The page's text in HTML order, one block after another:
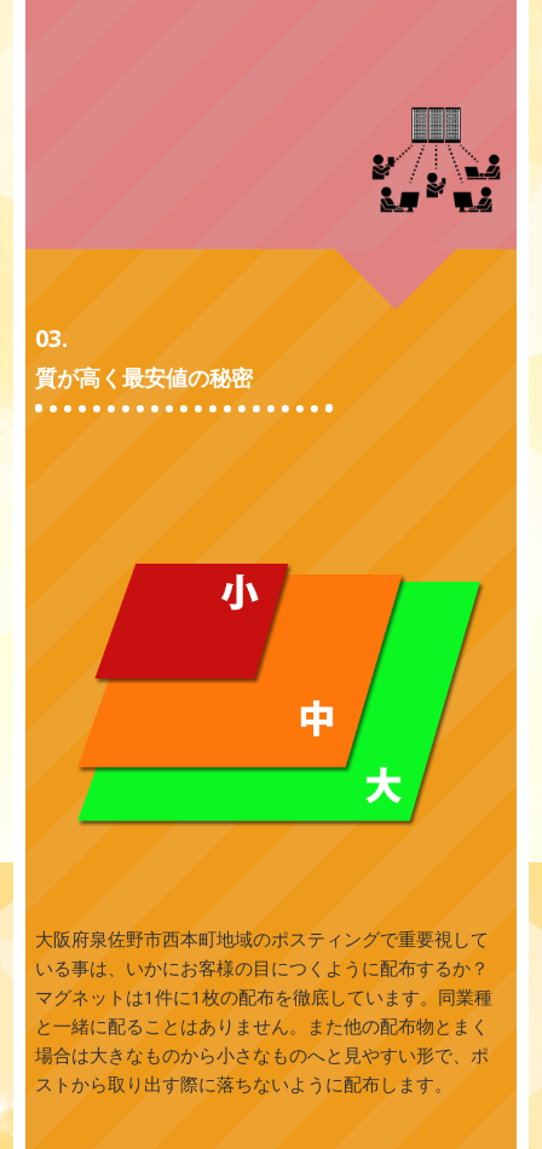
03.
質が高く最安値の秘密
大阪府泉佐野市西本町地域のポスティングで重要視して
いる事は、いかにお客様の目につくように配布するか？
マグネットは1件に1枚の配布を徹底しています。同業種
と一緒に配ることはありません。また他の配布物とまく
場合は大きなものから小さなものへと見やすい形で、ポ
ストから取り出す際に落ちないように配布します。